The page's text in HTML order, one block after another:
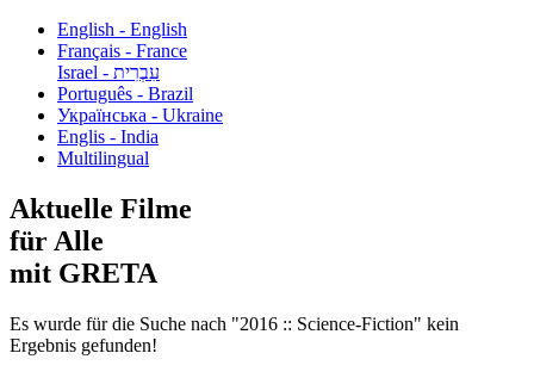
English - English
Français - France
עִבְרִית - Israel
Português - Brazil
Українська - Ukraine
Englis - India
Multilingual
Aktuelle Filme
für Alle
mit GRETA
Es wurde für die Suche nach "2016 :: Science-Fiction" kein
Ergebnis gefunden!